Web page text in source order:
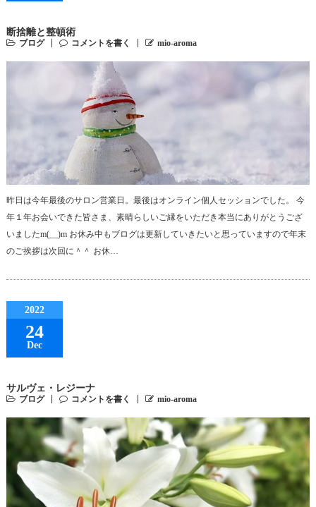
断捨離と整頓術
ブログ コメントを書く mio-aroma
昨日は今年最後のサロン営業日。最後はオンライン個人セッションでした。 今
年１年お会いできた皆さま、素晴らしいご縁をいただき本当にありがとうござ
いましたm(__)m お休み中もブログは更新していきたいと思っていますので年末
のご挨拶は次回に＾＾ お休…
2022
24
Dec
サルヴェ・レジーナ
ブログ コメントを書く mio-aroma